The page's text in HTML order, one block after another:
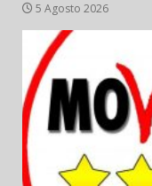
5 Agosto 2026